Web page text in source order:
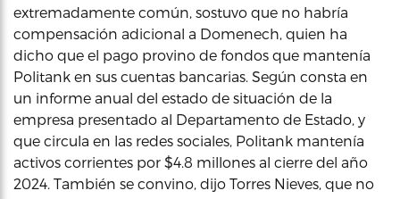
extremadamente común, sostuvo que no habría
compensación adicional a Domenech, quien ha
dicho que el pago provino de fondos que mantenía
Politank en sus cuentas bancarias. Según consta en
un informe anual del estado de situación de la
empresa presentado al Departamento de Estado, y
que circula en las redes sociales, Politank mantenía
activos corrientes por $4.8 millones al cierre del año
2024. También se convino, dijo Torres Nieves, que no